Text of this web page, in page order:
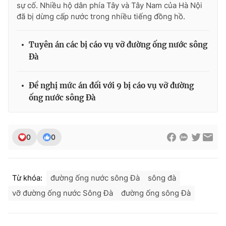
THỜI BÁO VTV
Theo dõi báo trên
Cơ quan báo chí:
Tổng Biên tập:Vũ Thanh Thủy
Phó Tổng Biên tập:Nguyễn Thị Mỹ Hạnh, Phạm Quốc Thắng,
sự cố. Nhiều hộ dân phía Tây và Tây Nam của Hà Nội
đã bị dừng cấp nước trong nhiều tiếng đồng hồ.
Tuyên án các bị cáo vụ vỡ đường ống nước sông
Đà
Đề nghị mức án đối với 9 bị cáo vụ vỡ đường
ống nước sông Đà
0 0
Từ khóa: đường ống nước sông Đà
sông đà
vỡ đường ống nước Sông Đà
đường ống sông Đà